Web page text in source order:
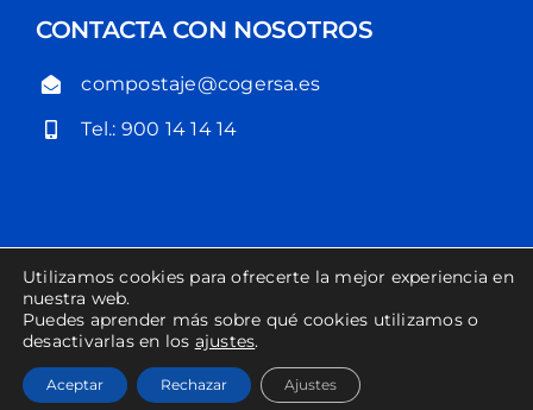
CONTACTA CON NOSOTROS
compostaje@cogersa.es
Tel.: 900 14 14 14
POLÍTICA DE PRIVACIDAD POLÍTICA DE COOKIES
COPYRIGHT COGERSA 2023
Utilizamos cookies para ofrecerte la mejor experiencia en
nuestra web.
Puedes aprender más sobre qué cookies utilizamos o
desactivarlas en los ajustes.
Aceptar Rechazar Ajustes